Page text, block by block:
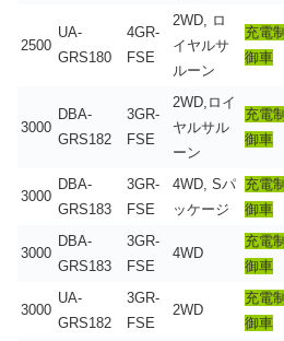
2500
UA-
GRS180
4GR-
FSE
2WD, ロ
イヤルサ
ルーン
充電制
御車
3000
DBA-
GRS182
3GR-
FSE
2WD,ロイ
ヤルサル
ーン
充電制
御車
3000
DBA-
GRS183
3GR-
FSE
4WD, Sパ
ッケージ
充電制
御車
3000
DBA-
GRS183
3GR-
FSE
4WD
充電制
御車
3000
UA-
GRS182
3GR-
FSE
2WD
充電制
御車